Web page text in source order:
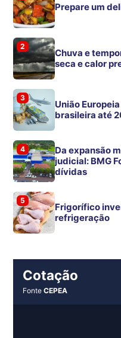
Prepare um
2
Chuva e
seca e calor
3
União
brasileira até
4
Da expansão
judicial: BMG
dívidas
5
Frigorífico
refrigeração
Cotação
FonteCEPEA